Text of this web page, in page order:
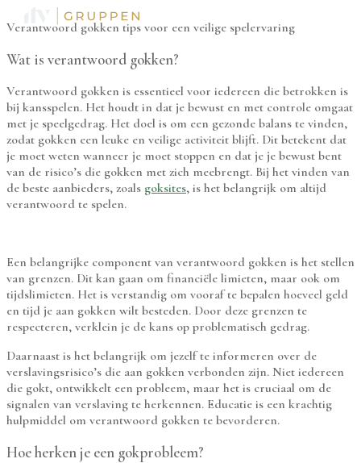
Verantwoord gokken tips voor een veilige spelervaring
Wat is verantwoord gokken?
Verantwoord gokken is essentieel voor iedereen die betrokken is
bij kansspelen. Het houdt in dat je bewust en met controle omgaat
met je speelgedrag. Het doel is om een gezonde balans te vinden,
zodat gokken een leuke en veilige activiteit blijft. Dit betekent dat
je moet weten wanneer je moet stoppen en dat je je bewust bent
van de risico’s die gokken met zich meebrengt. Bij het vinden van
de beste aanbieders, zoals goksites, is het belangrijk om altijd
verantwoord te spelen.
Een belangrijke component van verantwoord gokken is het stellen
van grenzen. Dit kan gaan om financiële limieten, maar ook om
tijdslimieten. Het is verstandig om vooraf te bepalen hoeveel geld
en tijd je aan gokken wilt besteden. Door deze grenzen te
respecteren, verklein je de kans op problematisch gedrag.
Daarnaast is het belangrijk om jezelf te informeren over de
verslavingsrisico’s die aan gokken verbonden zijn. Niet iedereen
die gokt, ontwikkelt een probleem, maar het is cruciaal om de
signalen van verslaving te herkennen. Educatie is een krachtig
hulpmiddel om verantwoord gokken te bevorderen.
Hoe herken je een gokprobleem?